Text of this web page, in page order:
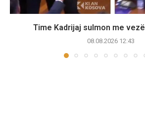
Time Kadrijaj sulmon me
08.08.2026 12:43